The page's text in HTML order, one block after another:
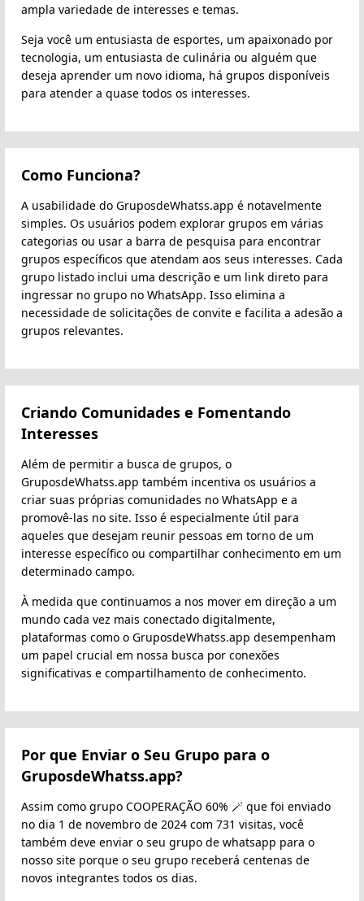
ampla variedade de interesses e temas.
Seja você um entusiasta de esportes, um apaixonado por
tecnologia, um entusiasta de culinária ou alguém que
deseja aprender um novo idioma, há grupos disponíveis
para atender a quase todos os interesses.
Como Funciona?
A usabilidade do GruposdeWhatss.app é notavelmente
simples. Os usuários podem explorar grupos em várias
categorias ou usar a barra de pesquisa para encontrar
grupos específicos que atendam aos seus interesses. Cada
grupo listado inclui uma descrição e um link direto para
ingressar no grupo no WhatsApp. Isso elimina a
necessidade de solicitações de convite e facilita a adesão a
grupos relevantes.
Criando Comunidades e Fomentando
Interesses
Além de permitir a busca de grupos, o
GruposdeWhatss.app também incentiva os usuários a
criar suas próprias comunidades no WhatsApp e a
promovê-las no site. Isso é especialmente útil para
aqueles que desejam reunir pessoas em torno de um
interesse específico ou compartilhar conhecimento em um
determinado campo.
À medida que continuamos a nos mover em direção a um
mundo cada vez mais conectado digitalmente,
plataformas como o GruposdeWhatss.app desempenham
um papel crucial em nossa busca por conexões
significativas e compartilhamento de conhecimento.
Por que Enviar o Seu Grupo para o
GruposdeWhatss.app?
Assim como grupo COOPERAÇÃO 60% 🪄 que foi enviado
no dia 1 de novembro de 2024 com 731 visitas, você
também deve enviar o seu grupo de whatsapp para o
nosso site porque o seu grupo receberá centenas de
novos integrantes todos os dias.